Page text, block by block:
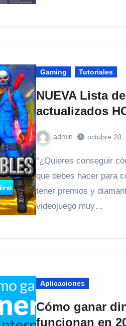
Gaming Tutoriales
NUEVA Lista
actualizados
admin octubre 20,
“¿Quieres conseguir códigos para Free Fire? Esto es lo
que debes hacer para
tener premios y
videojuego muy…
Aplicaciones
Cómo ganar
funcionan en